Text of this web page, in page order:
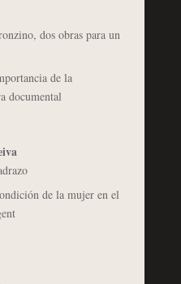
dos obras para un
de la
documental
de la mujer en el